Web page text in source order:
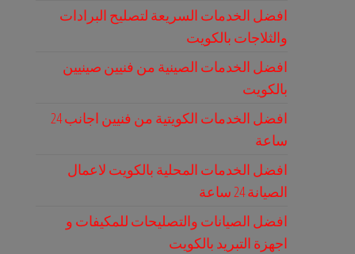
افضل الخدمات السريعة لتصليح البرادات
والثلاجات بالكويت
افضل الخدمات الصينية من فنيين صينيين
بالكويت
افضل الخدمات الكويتية من فنيين اجانب 24
ساعة
افضل الخدمات المحلية بالكويت لاعمال
الصيانة 24 ساعة
افضل الصيانات والتصليحات للمكيفات و
اجهزة التبريد بالكويت